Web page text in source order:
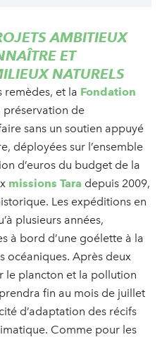
AMBITIEUX
ET
NATURELS
remèdes, et la Fondation
préservation de
sans un soutien appuyé
déployées sur l’ensemble
d’euros du budget de la
missions Tara depuis 2009,
Les expéditions en
plusieurs années,
à bord d’une goélette à la
océaniques. Après deux
le plancton et la pollution
fin au mois de juillet
d’adaptation des récifs
Comme pour les